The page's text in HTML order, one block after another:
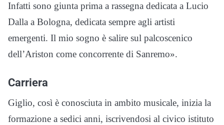
Infatti sono giunta prima a rassegna dedicata a Lucio
Dalla a Bologna, dedicata sempre agli artisti
emergenti. Il mio sogno è salire sul palcoscenico
dell’Ariston come concorrente di Sanremo».
Carriera
Giglio, così è conosciuta in ambito musicale, inizia la
formazione a sedici anni, iscrivendosi al civico istituto